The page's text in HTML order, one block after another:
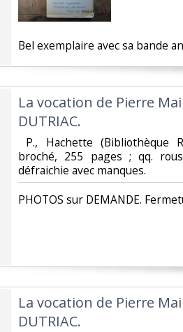
‎Bel exemplaire avec sa bande
‎La vocation de Pierre
DUTRIAC.‎
P., Hachette
broché, 255 pages ; qq.
défraichie avec manques. ‎
‎PHOTOS sur DEMANDE.
‎La vocation de Pierre
DUTRIAC.‎